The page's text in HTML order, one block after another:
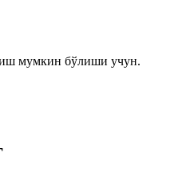
мумкин бўлиши учун.